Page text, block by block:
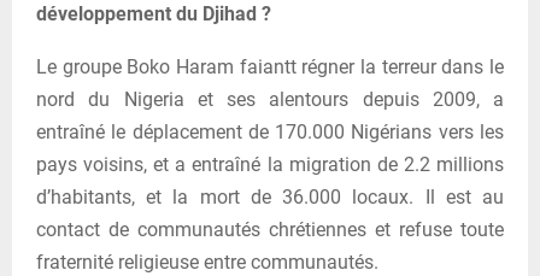
développement du Djihad ?
Le groupe Boko Haram faiantt régner la terreur dans le
nord du Nigeria et ses alentours depuis 2009, a
entraîné le déplacement de 170.000 Nigérians vers les
pays voisins, et a entraîné la migration de 2.2 millions
d’habitants, et la mort de 36.000 locaux. Il est au
contact de communautés chrétiennes et refuse toute
fraternité religieuse entre communautés.